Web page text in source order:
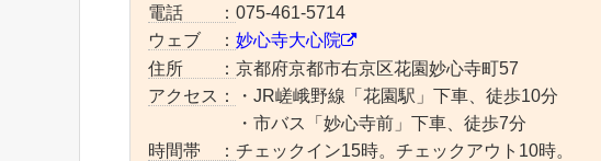
電話 ： 075-461-5714
ウェブ ： 妙心寺大心院
住所 ： 京都府京都市右京区花園妙心寺町57
アクセス：
・JR嵯峨野線「花園駅」下車、徒歩10分
・市バス「妙心寺前」下車、徒歩7分
時間帯 ： チェックイン15時。チェックアウト10時。